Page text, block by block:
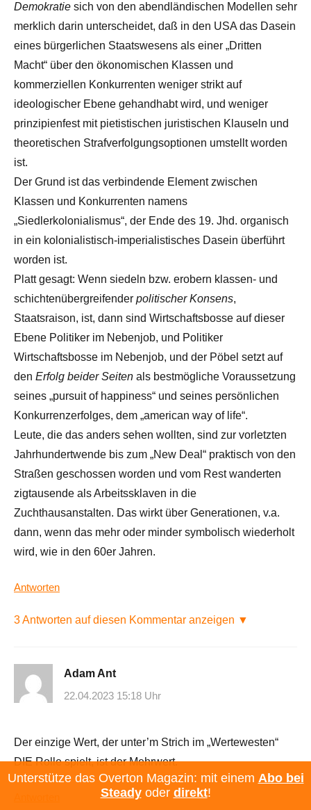
Demokratie sich von den abendländischen Modellen sehr
merklich darin unterscheidet, daß in den USA das Dasein
eines bürgerlichen Staatswesens als einer „Dritten
Macht“ über den ökonomischen Klassen und
kommerziellen Konkurrenten weniger strikt auf
ideologischer Ebene gehandhabt wird, und weniger
prinzipienfest mit pietistischen juristischen Klauseln und
theoretischen Strafverfolgungsoptionen umstellt worden
ist.
Der Grund ist das verbindende Element zwischen
Klassen und Konkurrenten namens
„Siedlerkolonialismus“, der Ende des 19. Jhd. organisch
in ein kolonialistisch-imperialistisches Dasein überführt
worden ist.
Platt gesagt: Wenn siedeln bzw. erobern klassen- und
schichtenübergreifender politischer Konsens,
Staatsraison, ist, dann sind Wirtschaftsbosse auf dieser
Ebene Politiker im Nebenjob, und Politiker
Wirtschaftsbosse im Nebenjob, und der Pöbel setzt auf
den Erfolg beider Seiten als bestmögliche Voraussetzung
seines „pursuit of happiness“ und seines persönlichen
Konkurrenzerfolges, dem „american way of life“.
Leute, die das anders sehen wollten, sind zur vorletzten
Jahrhundertwende bis zum „New Deal“ praktisch von den
Straßen geschossen worden und vom Rest wanderten
zigtausende als Arbeitssklaven in die
Zuchthausanstalten. Das wirkt über Generationen, v.a.
dann, wenn das mehr oder minder symbolisch wiederholt
wird, wie in den 60er Jahren.
Antworten
3 Antworten auf diesen Kommentar anzeigen ▼
Adam Ant
22.04.2023 15:18 Uhr
Der einzige Wert, der unter’m Strich im „Wertewesten“
DIE Rolle spielt, ist der Mehrwert.
Unterstütze das Overton Magazin: mit einem Abo bei
Steadyoder direkt!